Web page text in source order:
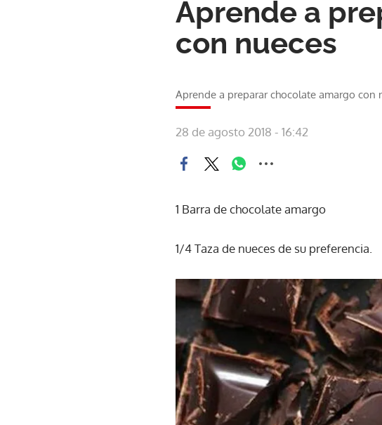
Aprende a
con nueces
Aprende a preparar chocolate amargo con
28 de agosto 2018 - 16:42
1 Barra de chocolate amargo
1/4 Taza de nueces de su preferencia.